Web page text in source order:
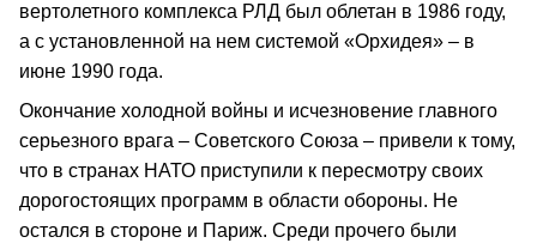
вертолетного комплекса РЛД был облетан в 1986 году,
а с установленной на нем системой «Орхидея» – в
июне 1990 года.
Окончание холодной войны и исчезновение главного
серьезного врага – Советского Союза – привели к тому,
что в странах НАТО приступили к пересмотру своих
дорогостоящих программ в области обороны. Не
остался в стороне и Париж. Среди прочего были